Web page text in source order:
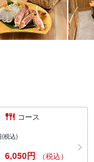
コース
(税込)
6,050円 （税込）